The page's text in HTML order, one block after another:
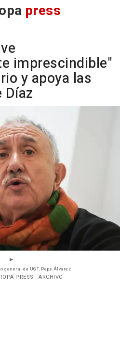
press
imprescindible"
y apoya las
general de UGT, Pepe Álvarez
PRESS - ARCHIVO